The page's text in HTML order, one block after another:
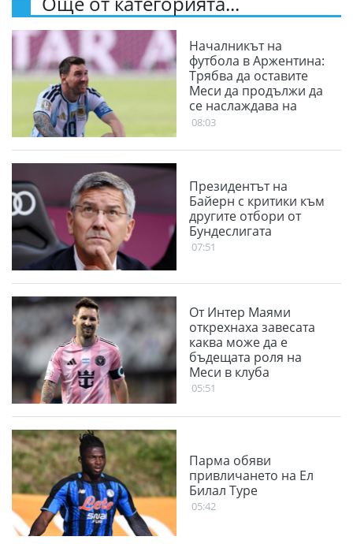
Началникът на
футбола в Аржентина:
Трябва да оставите
Меси да продължи да
се наслаждава на
футбола
08:03
Президентът на
Байерн с критики към
другите отбори от
Бундеслигата
07:51
От Интер Маями
открехнаха завесата
каква може да е
бъдещата роля на
Меси в клуба
05:51
Парма обяви
привличането на Ел
Билал Туре
05:42